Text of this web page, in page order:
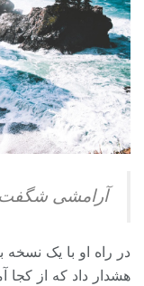
آرامشی شگفت
در راه او با یک
هشدار داد که از کجا